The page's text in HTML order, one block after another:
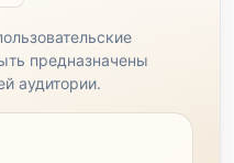
предназначены
аудитории.